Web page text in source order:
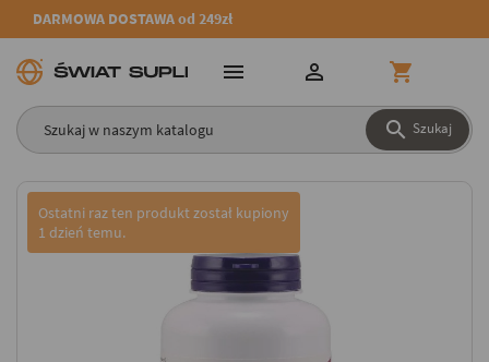
DARMOWA DOSTAWA od 249zł
 Szukaj
  
Ostatni raz ten produkt został kupiony
1 dzień temu.